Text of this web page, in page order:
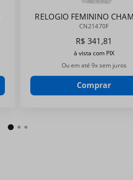
RELOGIO FEMININO
CN21470F
CN21470F
R$ 341 ,81
à vista com PIX
Ou em até9x sem juros
Comprar